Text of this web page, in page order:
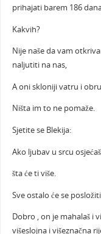
prihajati barem 186
Kakvih?
Nije naše da vam
naljutiti na nas,
A oni skloniji vatru i
Ništa im to ne pomaže.
Sjetite se Blekija:
Ako ljubav u srcu
šta će ti više.
Sve ostalo će se
Dobro , on je mahalaš i
višeslojna i višeznačna